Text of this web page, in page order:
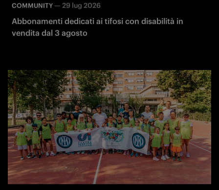
COMMUNITY — 29 lug 2026
Abbonamenti dedicati ai tifosi con disabilità in
vendita dal 3 agosto